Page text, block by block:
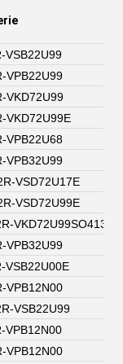
VSB22U99
VPB22U99
VKD72U99
VKD72U99E
VPB22U68
VPB32U99
VSD72U17E
VSD72U99E
VKD72U99SO413
VPB32U99
VSB22U00E
VPB12N00
VSB22U99
VPB12N00
VPB12N00